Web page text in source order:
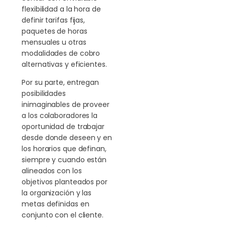
flexibilidad a la hora de
definir tarifas fijas,
paquetes de horas
mensuales u otras
modalidades de cobro
alternativas y eficientes.
Por su parte, entregan
posibilidades
inimaginables de proveer
a los colaboradores la
oportunidad de trabajar
desde donde deseen y en
los horarios que definan,
siempre y cuando están
alineados con los
objetivos planteados por
la organización y las
metas definidas en
conjunto con el cliente.